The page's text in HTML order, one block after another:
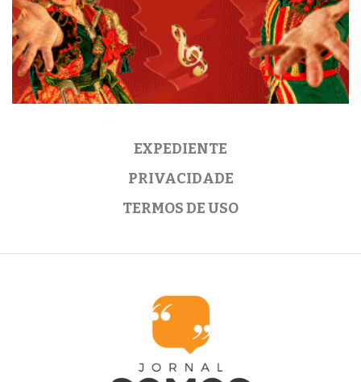
EXPEDIENTE
PRIVACIDADE
TERMOS DE USO